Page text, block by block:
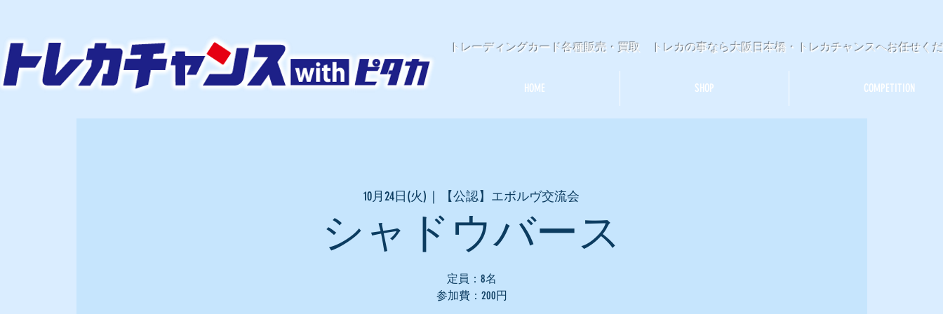
トレーディングカード各種販売・買取 トレカの事なら大阪日本橋・トレカチャンスへお任せく
HOME SHOP COMPETITION
10月24日(火)
  |
【公認】エボルヴ交流会
シャドウバース
定員：8名
参加費：200円